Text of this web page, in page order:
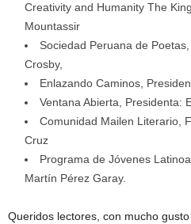
Creativity and Humanity The
Mountassir
Sociedad Peruana de
Crosby,
Enlazando Caminos,
Ventana Abierta, Presidenta:
Comunidad Mailen Literario,
Cruz
Programa de Jóvenes
Martín Pérez Garay.
Queridos lectores, con mucho